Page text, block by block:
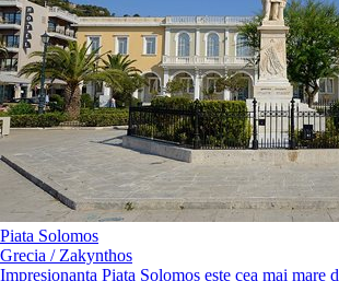
Piata Solomos
Grecia / Zakynthos
Impresionanta Piata Solomos este cea mai mare